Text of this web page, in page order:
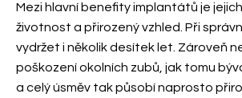
Mezi hlavní benefity implantátů je
životnost a přirozený vzhled. Při
vydržet i několik desítek let. Zároveň
poškození okolních zubů, jak tomu
a celý úsměv tak působí naprosto